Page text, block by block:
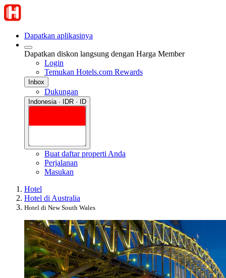
Dapatkan aplikasinya
Dapatkan diskon langsung dengan Harga Member
Login
Temukan Hotels.com Rewards
Inbox
Dukungan
Indonesia · IDR · ID
Buat daftar properti Anda
Perjalanan
Masukan
Hotel
Hotel di Australia
Hotel di New South Wales